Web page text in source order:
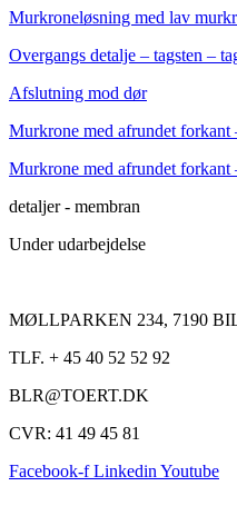
Murkroneløsning med lav
Overgangs detalje – tagsten –
Afslutning mod dør
Murkrone med afrundet forkant
Murkrone med afrundet forkant
detaljer - membran
Under udarbejdelse
MØLLPARKEN 234, 7190
TLF. + 45 40 52 52 92
BLR@TOERT.DK
CVR: 41 49 45 81
Facebook-f Linkedin Youtube